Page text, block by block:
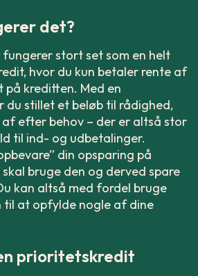
det?
stort set som en helt
hvor du kun betaler rente af
kreditten. Med en
stillet et beløb til rådighed,
efter behov – der er altså stor
til ind- og udbetalinger.
din opsparing på
bruge den og derved spare
kan altså med fordel bruge
at opfylde nogle af dine
prioritetskredit